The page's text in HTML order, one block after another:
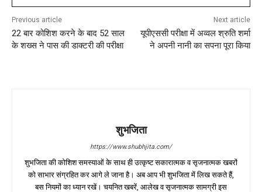
Previous article
22 बार कोशिश करने के बाद 52 साल
के शख्स ने पास की डाक्टरी की परीक्षा
Next article
यूपीएससी परीक्षा में अव्वल श्रुति शर्मा
ने अपनी नानी का सपना पूरा किया
शुभजिता
https://www.shubhjita.com/
शुभजिता की कोशिश समस्याओं के साथ ही उत्कृष्ट सकारात्मक व सृजनात्मक खबरों
को साभार संग्रहित कर आगे ले जाना है। अब आप भी शुभजिता में लिख सकते हैं,
बस नियमों का ध्यान रखें। चयनित खबरें, आलेख व सृजनात्मक सामग्री इस